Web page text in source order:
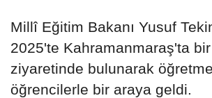
Millî Eğitim Bakanı Yusuf
2025'te Kahramanmaraş'ta
ziyaretinde bulunarak
öğrencilerle bir araya geldi.